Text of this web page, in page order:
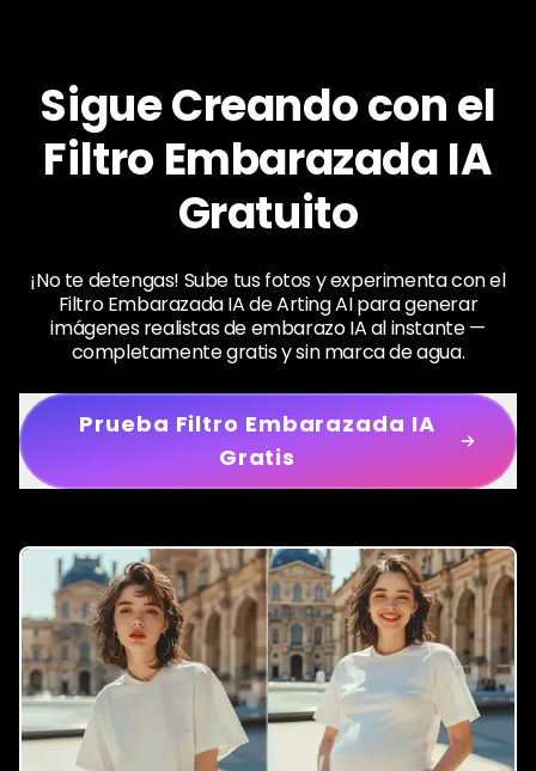
Sigue Creando con el
Filtro Embarazada IA
Gratuito
¡No te detengas! Sube tus fotos y experimenta con el
Filtro Embarazada IA de Arting AI para generar
imágenes realistas de embarazo IA al instante —
completamente gratis y sin marca de agua.
Prueba Filtro Embarazada IA
Gratis